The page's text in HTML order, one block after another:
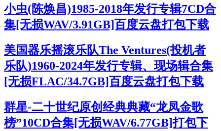
小虫(陈焕昌)1985-2018年发行专辑7CD合
集[无损WAV/3.91GB]百度云盘打包下载
美国器乐摇滚乐队The Ventures(投机者
乐队)1960-2024年发行专辑、现场辑合集
[无损FLAC/34.7GB]百度云盘打包下载
群星-二十世纪原创经典典藏“龙凤金歌
榜”10CD合集[无损WAV/6.77GB]打包下